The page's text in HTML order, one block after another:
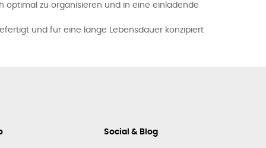
optimal zu organisieren und in eine einladende
und für eine lange Lebensdauer konzipiert
Social & Blog